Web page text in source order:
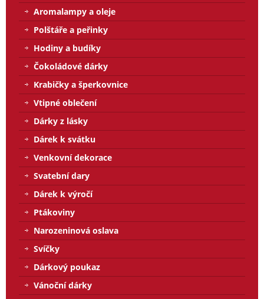
Aromalampy a oleje
Polštáře a peřinky
Hodiny a budíky
Čokoládové dárky
Krabičky a šperkovnice
Vtipné oblečení
Dárky z lásky
Dárek k svátku
Venkovní dekorace
Svatební dary
Dárek k výročí
Ptákoviny
Narozeninová oslava
Svíčky
Dárkový poukaz
Vánoční dárky